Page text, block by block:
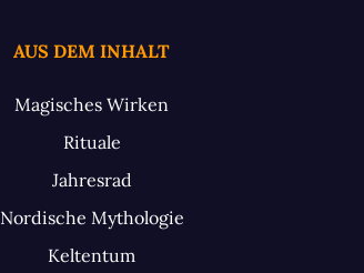
AUS DEM INHALT
Magisches Wirken
Rituale
Jahresrad
Nordische Mythologie
Keltentum